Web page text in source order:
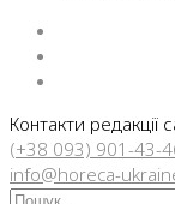
Контакти редакції
(+38 093) 901-43-
info@horeca-
Искать: